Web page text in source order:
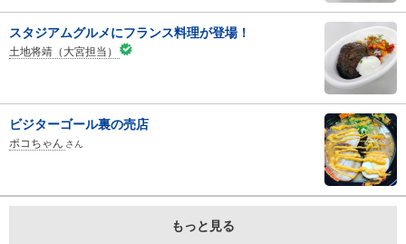
スタジアムグルメにフランス料理が登場！
土地将靖（大宮担当）
ビジターゴール裏の売店
ポコちゃん さん
もっと見る